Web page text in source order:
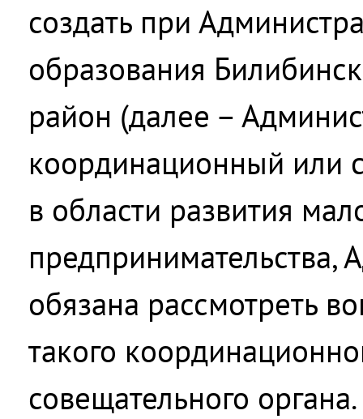
создать при
образования
район (далее –
координационный или
в области развития
предпринимательства,
обязана рассмотреть
такого
совещательного органа.